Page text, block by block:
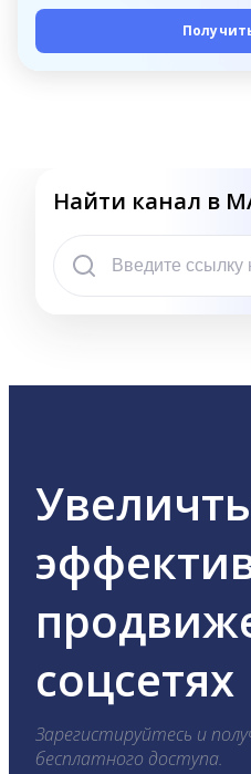
Найти канал в
соцсетях
Зарегистируйтесь и
бесплатного доступа.